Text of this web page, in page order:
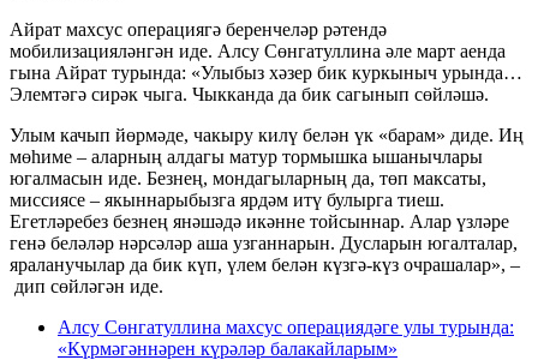
Айрат махсус операциягә беренчеләр рәтендә
мобилизацияләнгән иде. Алсу Сөнгатуллина әле март аенда
гына Айрат турында: «Улыбыз хәзер бик куркыныч урында…
Элемтәгә сирәк чыга. Чыкканда да бик сагынып сөйләшә.
Улым качып йөрмәде, чакыру килү белән үк «барам» диде. Иң
мөһиме – аларның алдагы матур тормышка ышанычлары
югалмасын иде. Безнең, мондагыларның да, төп максаты,
миссиясе – якыннарыбызга ярдәм итү булырга тиеш.
Егетләребез безнең янәшәдә икәнне тойсыннар. Алар үзләре
генә беләләр нәрсәләр аша узганнарын. Дусларын югалталар,
яраланучылар да бик күп, үлем белән күзгә-күз очрашалар», –
дип сөйләгән иде.
Алсу Сөнгатуллина махсус операциядәге улы турында:
«Күрмәгәннәрен күрәләр балакайларым»